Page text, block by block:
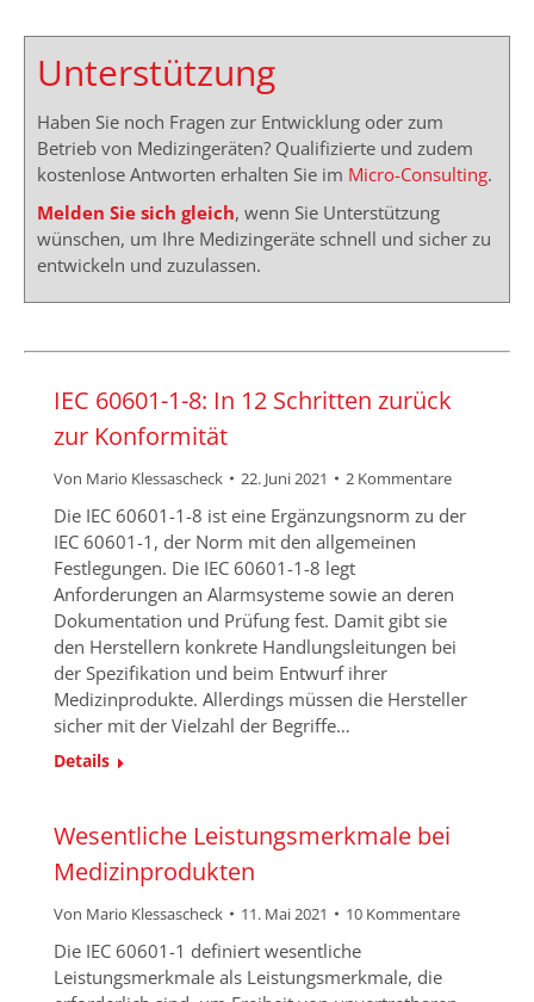
Unterstützung
Haben Sie noch Fragen zur Entwicklung oder zum
Betrieb von Medizingeräten? Qualifizierte und zudem
kostenlose Antworten erhalten Sie im Micro-Consulting.
Melden Sie sich gleich, wenn Sie Unterstützung
wünschen, um Ihre Medizingeräte schnell und sicher zu
entwickeln und zuzulassen.
IEC 60601-1-8: In 12 Schritten zurück
zur Konformität
Von Mario Klessascheck 22. Juni 2021 2 Kommentare
Die IEC 60601-1-8 ist eine Ergänzungsnorm zu der
IEC 60601-1, der Norm mit den allgemeinen
Festlegungen. Die IEC 60601-1-8 legt
Anforderungen an Alarmsysteme sowie an deren
Dokumentation und Prüfung fest. Damit gibt sie
den Herstellern konkrete Handlungsleitungen bei
der Spezifikation und beim Entwurf ihrer
Medizinprodukte. Allerdings müssen die Hersteller
sicher mit der Vielzahl der Begriffe…
Details
Wesentliche Leistungsmerkmale bei
Medizinprodukten
Von Mario Klessascheck 11. Mai 2021 10 Kommentare
Die IEC 60601-1 definiert wesentliche
Leistungsmerkmale als Leistungsmerkmale, die